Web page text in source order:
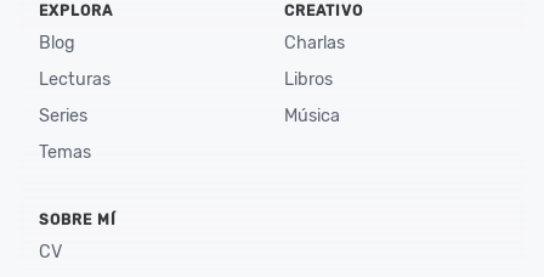
EXPLORA
Blog
Lecturas
Series
Temas
CREATIVO
Charlas
Libros
Música
SOBRE MÍ
CV